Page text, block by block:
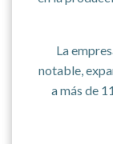
La
notable,
a más de